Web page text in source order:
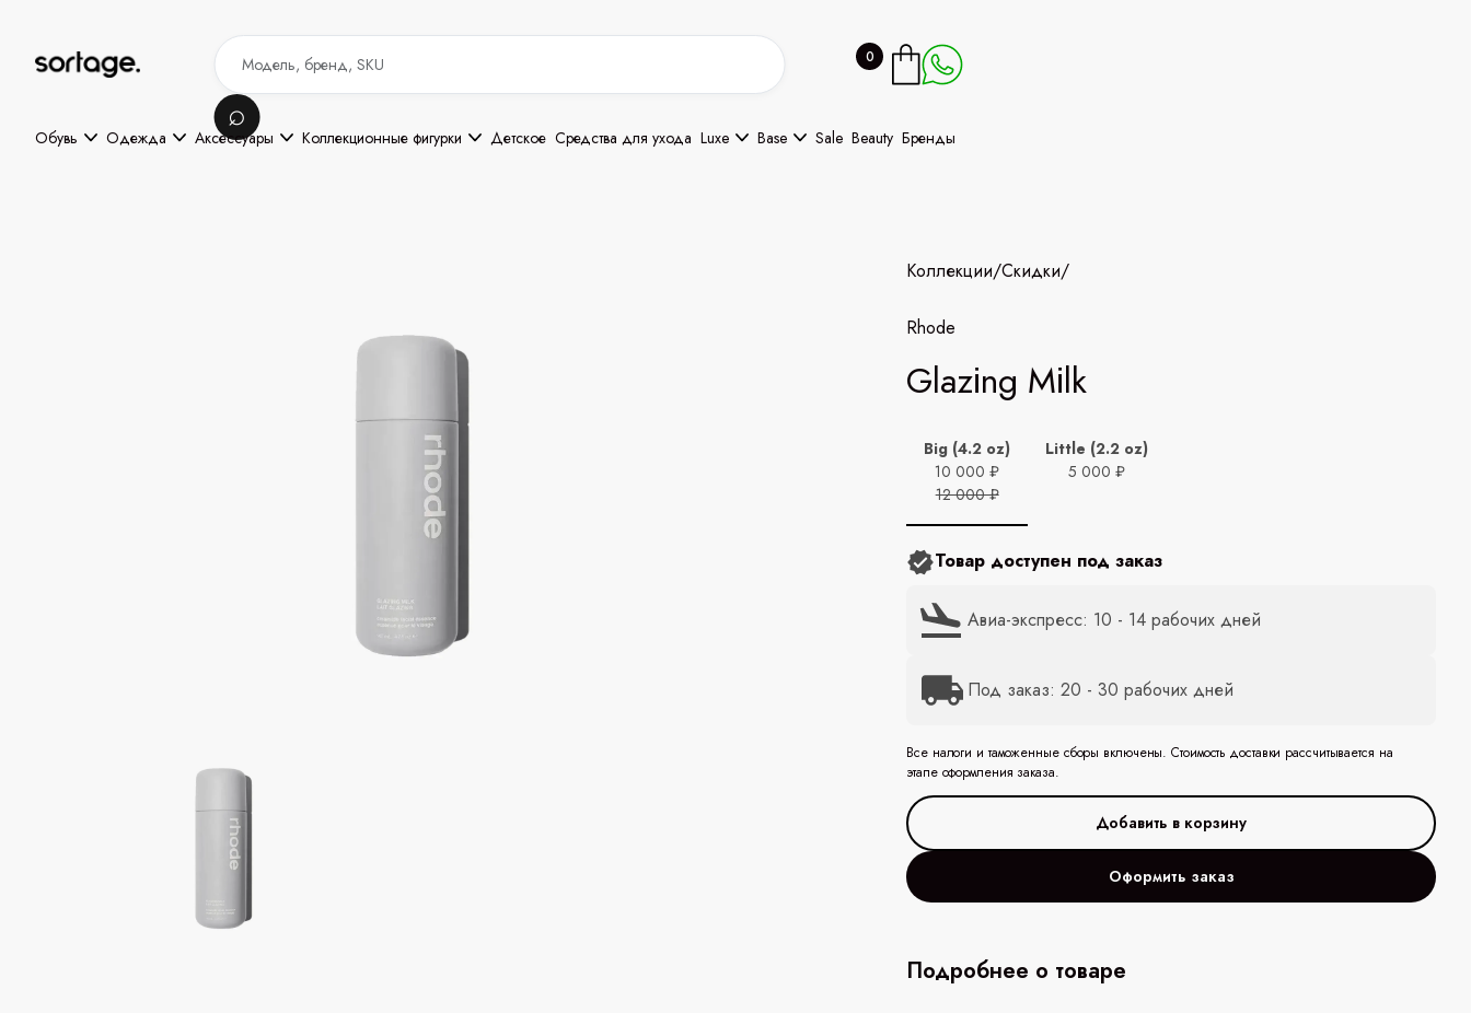
0
Обувь Одежда Аксессуары Коллекционные фигурки Детское Средства для ухода Luxe Base Sale Beauty Бренды
Коллекции/Скидки/
Rhode
Glаzіng Міlk
Big (4.2 oz)
10 000 ₽
12 000 ₽
Little (2.2 oz)
5 000 ₽
Товар доступен под заказ
Авиа-экспресс: 10 - 14 рабочих дней
Под заказ: 20 - 30 рабочих дней
Все налоги и таможенные сборы включены. Стоимость доставки рассчитывается на
этапе оформления заказа.
Оформить заказ
Подробнее о товаре